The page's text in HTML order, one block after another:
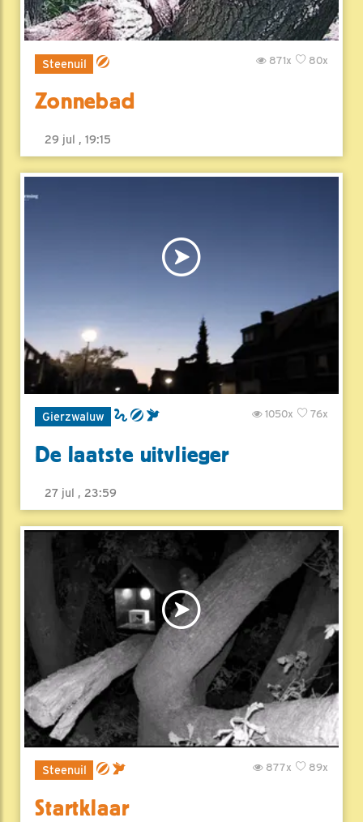
Steenuil 80x
871x
Zonnebad
29 jul , 19:15
Gierzwaluw 76x
1050x
De laatste uitvlieger
27 jul , 23:59
Steenuil 89x
877x
Startklaar